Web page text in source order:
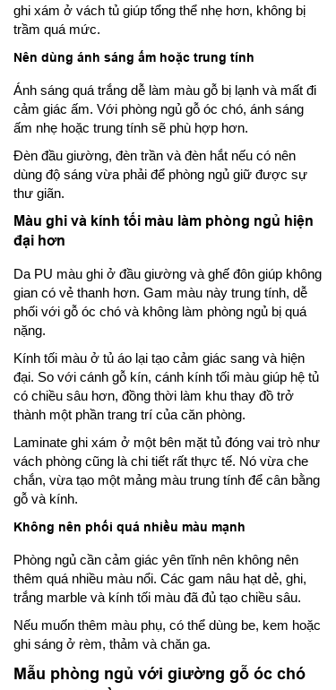
ghi xám ở vách tủ giúp tổng thể nhẹ hơn, không bị
trầm quá mức.
Nên dùng ánh sáng ấm hoặc trung tính
Ánh sáng quá trắng dễ làm màu gỗ bị lạnh và mất đi
cảm giác ấm. Với phòng ngủ gỗ óc chó, ánh sáng
ấm nhẹ hoặc trung tính sẽ phù hợp hơn.
Đèn đầu giường, đèn trần và đèn hắt nếu có nên
dùng độ sáng vừa phải để phòng ngủ giữ được sự
thư giãn.
Màu ghi và kính tối màu làm phòng ngủ hiện
đại hơn
Da PU màu ghi ở đầu giường và ghế đôn giúp không
gian có vẻ thanh hơn. Gam màu này trung tính, dễ
phối với gỗ óc chó và không làm phòng ngủ bị quá
nặng.
Kính tối màu ở tủ áo lại tạo cảm giác sang và hiện
đại. So với cánh gỗ kín, cánh kính tối màu giúp hệ tủ
có chiều sâu hơn, đồng thời làm khu thay đồ trở
thành một phần trang trí của căn phòng.
Laminate ghi xám ở một bên mặt tủ đóng vai trò như
vách phòng cũng là chi tiết rất thực tế. Nó vừa che
chắn, vừa tạo một mảng màu trung tính để cân bằng
gỗ và kính.
Không nên phối quá nhiều màu mạnh
Phòng ngủ cần cảm giác yên tĩnh nên không nên
thêm quá nhiều màu nổi. Các gam nâu hạt dẻ, ghi,
trắng marble và kính tối màu đã đủ tạo chiều sâu.
Nếu muốn thêm màu phụ, có thể dùng be, kem hoặc
ghi sáng ở rèm, thảm và chăn ga.
Mẫu phòng ngủ với giường gỗ óc chó